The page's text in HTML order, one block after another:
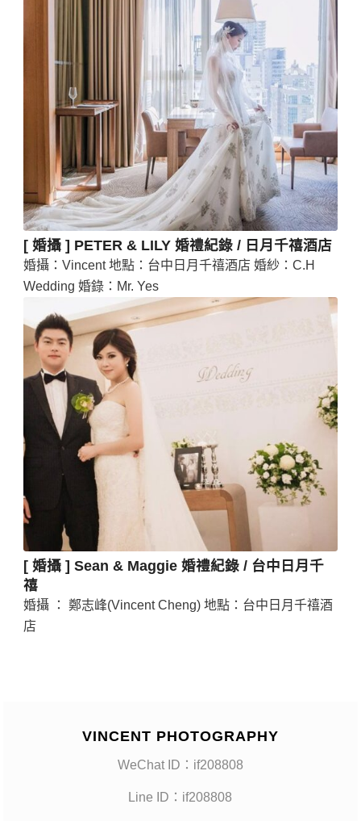
[ 婚攝 ] PETER & LILY 婚禮紀錄 / 日月千禧酒店
婚攝：Vincent 地點：台中日月千禧酒店 婚紗：C.H
Wedding 婚錄：Mr. Yes
[ 婚攝 ] Sean & Maggie 婚禮紀錄 / 台中日月千
禧
婚攝 ： 鄭志峰(Vincent Cheng) 地點：台中日月千禧酒
店
VINCENT PHOTOGRAPHY
WeChat ID：if208808
Line ID：if208808